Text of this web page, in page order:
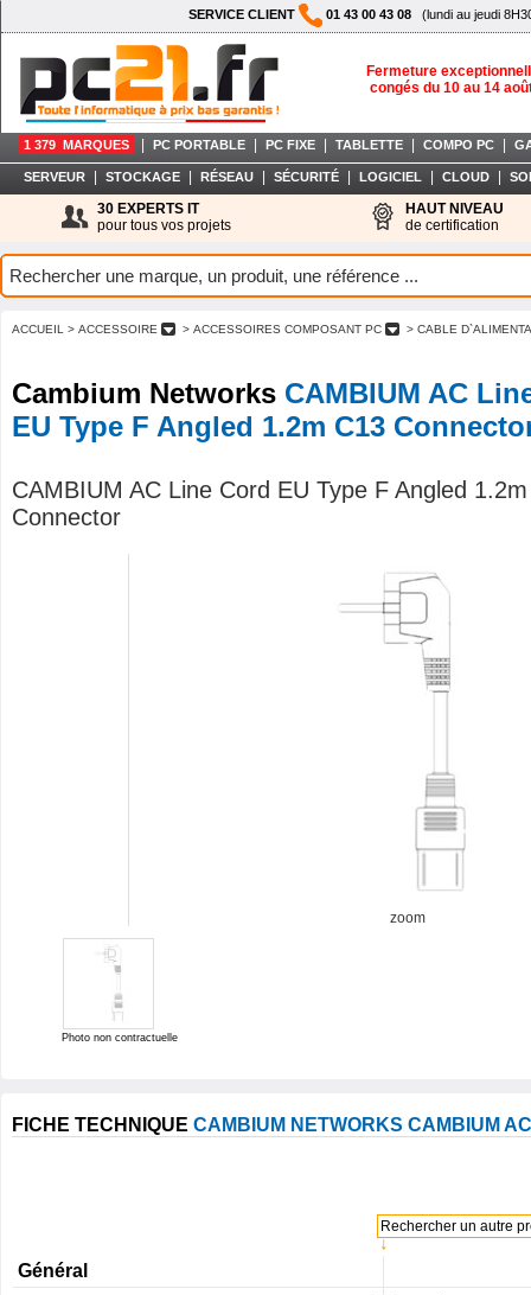
SERVICE CLIENT 01 43 00 43 08 (lundi au jeudi
Fermeture
congés du 10 au 14
1 379 MARQUES PC PORTABLE PC FIXE TABLETTE COMPO PC
SERVEUR STOCKAGE RÉSEAU SÉCURITÉ LOGICIEL CLOUD
30 EXPERTS IT
pour tous vos projets
HAUT NIVEAU
de certification
ACCUEIL > ACCESSOIRE > ACCESSOIRES COMPOSANT PC > CABLE
Cambium Networks CAMBIUM AC
EU Type F Angled 1.2m C13
CAMBIUM AC Line Cord EU Type F Angled
Connector
zoom
Photo non contractuelle
FICHE TECHNIQUE CAMBIUM NETWORKS CAMBIUM
↓
Rechercher un autre
Général